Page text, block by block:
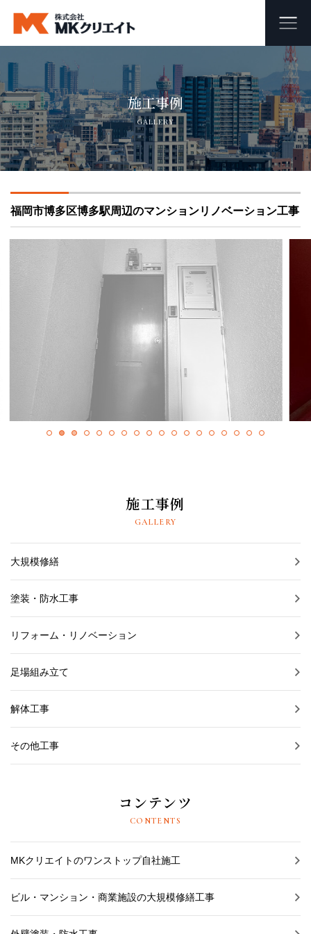
ホーム
MKクリエイトのワンストップ自社施工
ビル・マンション・商業施設の大規模修繕工事
外壁塗装・防水工事
オフィス・店舗の内装リフォーム・リノベーション
足場組み立て・解体工事
採用情報
施工事例
施工事例
GALLERY
福岡市博多区博多駅周辺のマンションリノベーション工事
施工事例
GALLERY
大規模修繕
塗装・防水工事
リフォーム・リノベーション
足場組み立て
解体工事
その他工事
コンテンツ
CONTENTS
MKクリエイトのワンストップ自社施工
ビル・マンション・商業施設の大規模修繕工事